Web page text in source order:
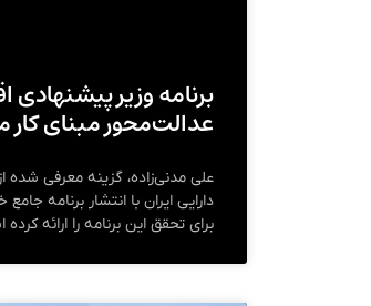
برنامه وزیر
عدالت‌محور مبنای کار
علی مدنی‌زاده، گزینه معرفی
دارایی ایران با انتشار برنامه
برای تحقق این برنامه را ارائه